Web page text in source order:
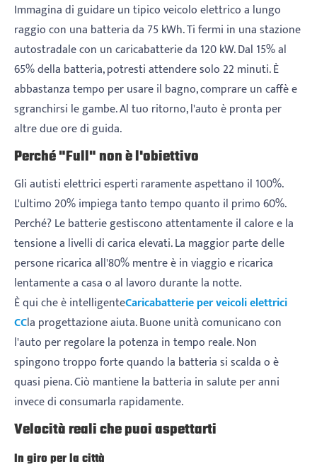
Immagina di guidare un tipico veicolo elettrico a lungo
raggio con una batteria da 75 kWh. Ti fermi in una stazione
autostradale con un caricabatterie da 120 kW. Dal 15% al ​​
65% della batteria, potresti attendere solo 22 minuti. È
abbastanza tempo per usare il bagno, comprare un caffè e
sgranchirsi le gambe. Al tuo ritorno, l'auto è pronta per
altre due ore di guida.
Perché "Full" non è l'obiettivo
Gli autisti elettrici esperti raramente aspettano il 100%.
L'ultimo 20% impiega tanto tempo quanto il primo 60%.
Perché? Le batterie gestiscono attentamente il calore e la
tensione a livelli di carica elevati. La maggior parte delle
persone ricarica all'80% mentre è in viaggio e ricarica
lentamente a casa o al lavoro durante la notte.
È qui che è intelligenteCaricabatterie per veicoli elettrici
CCla progettazione aiuta. Buone unità comunicano con
l'auto per regolare la potenza in tempo reale. Non
spingono troppo forte quando la batteria si scalda o è
quasi piena. Ciò mantiene la batteria in salute per anni
invece di consumarla rapidamente.
Velocità reali che puoi aspettarti
In giro per la città